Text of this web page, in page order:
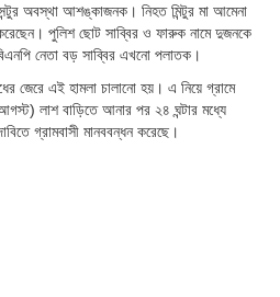
অবস্থা আশঙ্কাজনক। নিহত মিন্টুর মা আমেনা
করেছেন। পুলিশ ছোট সাব্বির ও ফারুক নামে দুজনকে
নেতা বড় সাব্বির এখনো পলাতক।
জেরে এই হামলা চালানো হয়। এ নিয়ে গ্রামে
লাশ বাড়িতে আনার পর ২৪ ঘন্টার মধ্যে
গ্রামবাসী মানববন্ধন করেছে।